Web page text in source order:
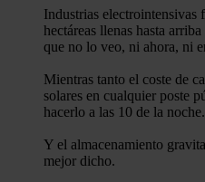
Industrias electrointensivas
hectáreas llenas hasta
que no lo veo, ni ahora, ni
Mientras tanto el coste de
solares en cualquier poste
hacerlo a las 10 de la noche.
Y el almacenamiento
mejor dicho.